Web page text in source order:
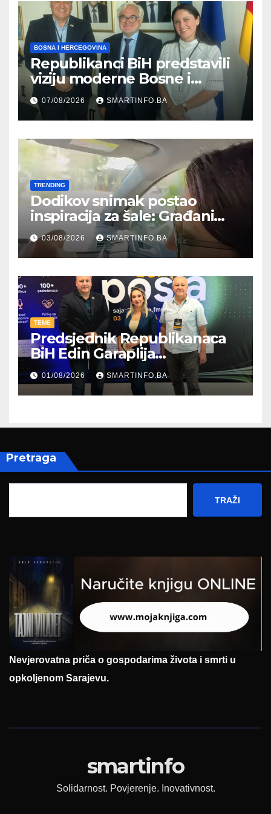
BOSNA I HERCEGOVINA
Republikanci BiH predstavili
viziju moderne Bosne i
Hercegovine ambasadoru
Njemačke
07/08/2026 SMARTINFO.BA
TRENDING
Dodikov snimak postao
inspiracija za šale: Građani
kroz parodiju poslali poruku
03/08/2026 SMARTINFO.BA
TEME
Predsjednik Republikanaca
BiH Edin Garaplija
prisustvovao prezentaciji
Federalnog sajma
zapošljavanja
01/08/2026 SMARTINFO.BA
Pretraga
TRAŽI
Nevjerovatna priča o gospodarima života i smrti u
opkoljenom Sarajevu.
smartinfo
Solidarnost. Povjerenje. Inovativnost.